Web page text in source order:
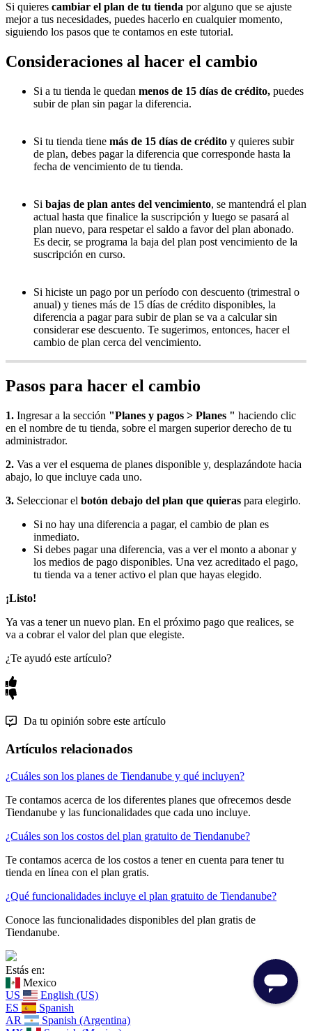
Si quieres cambiar el plan de tu tienda por alguno que se ajuste
mejor a tus necesidades, puedes hacerlo en cualquier momento,
siguiendo los pasos que te contamos en este tutorial.
Consideraciones al hacer el cambio
Si a tu tienda le quedan menos de 15 días de crédito, puedes
subir de plan sin pagar la diferencia.
Si tu tienda tiene más de 15 días de crédito y quieres subir
de plan, debes pagar la diferencia que corresponde hasta la
fecha de vencimiento de tu tienda.
Si bajas de plan antes del vencimiento, se mantendrá el plan
actual hasta que finalice la suscripción y luego se pasará al
plan nuevo, para respetar el saldo a favor del plan abonado.
Es decir, se programa la baja del plan post vencimiento de la
suscripción en curso.
Si hiciste un pago por un período con descuento (trimestral o
anual) y tienes más de 15 días de crédito disponibles, la
diferencia a pagar para subir de plan se va a calcular sin
considerar ese descuento. Te sugerimos, entonces, hacer el
cambio de plan cerca del vencimiento.
Pasos para hacer el cambio
1. Ingresar a la sección "Planes y pagos > Planes " haciendo clic
en el nombre de tu tienda, sobre el margen superior derecho de tu
administrador.
2. Vas a ver el esquema de planes disponible y, desplazándote hacia
abajo, lo que incluye cada uno.
3. Seleccionar el botón debajo del plan que quieras para elegirlo.
Si no hay una diferencia a pagar, el cambio de plan es
inmediato.
Si debes pagar una diferencia, vas a ver el monto a abonar y
los medios de pago disponibles. Una vez acreditado el pago,
tu tienda va a tener activo el plan que hayas elegido.
¡Listo!
Ya vas a tener un nuevo plan. En el próximo pago que realices, se
va a cobrar el valor del plan que elegiste.
¿Te ayudó este artículo?
Da tu opinión sobre este artículo
Artículos relacionados
¿Cuáles son los planes de Tiendanube y qué incluyen?
Te contamos acerca de los diferentes planes que ofrecemos desde
Tiendanube y las funcionalidades que cada uno incluye.
¿Cuáles son los costos del plan gratuito de Tiendanube?
Te contamos acerca de los costos a tener en cuenta para tener tu
tienda en línea con el plan gratis.
¿Qué funcionalidades incluye el plan gratuito de Tiendanube?
Conoce las funcionalidades disponibles del plan gratis de
Tiendanube.
Estás en:
Mexico
US
English (US)
ES
Spanish
AR
Spanish (Argentina)